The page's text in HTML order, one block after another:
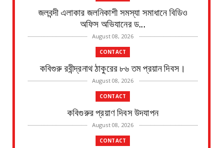
জলবন্দী এলাকার জলনিকাশী সমস্যা সমাধানে বিডিও
অফিস অভিযানের ড...
August 08, 2026
CONTACT
কবিগুরু রবীন্দ্রনাথ ঠাকুরের ৮৬ তম প্রয়ান দিবস।
August 08, 2026
CONTACT
কবিগুরুর প্রয়াণ দিবস উদযাপন
August 08, 2026
CONTACT